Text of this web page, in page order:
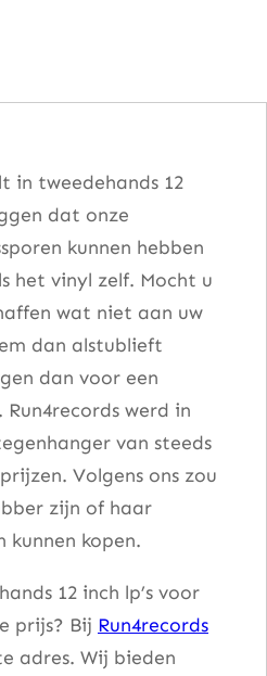
in tweedehands 12
dat onze
kunnen hebben
het vinyl zelf. Mocht u
wat niet aan uw
dan alstublieft
dan voor een
Run4records werd in
van steeds
Volgens ons zou
zijn of haar
kopen.
12 inch lp’s voor
prijs? Bij Run4records
adres. Wij bieden